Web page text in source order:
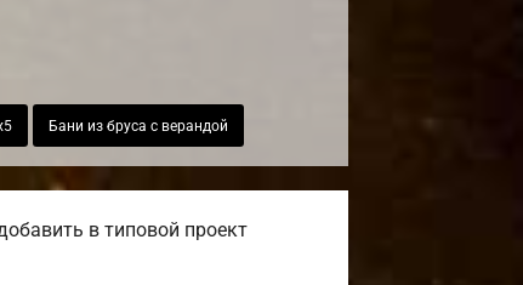
Бани из бруса с верандой
в типовой проект